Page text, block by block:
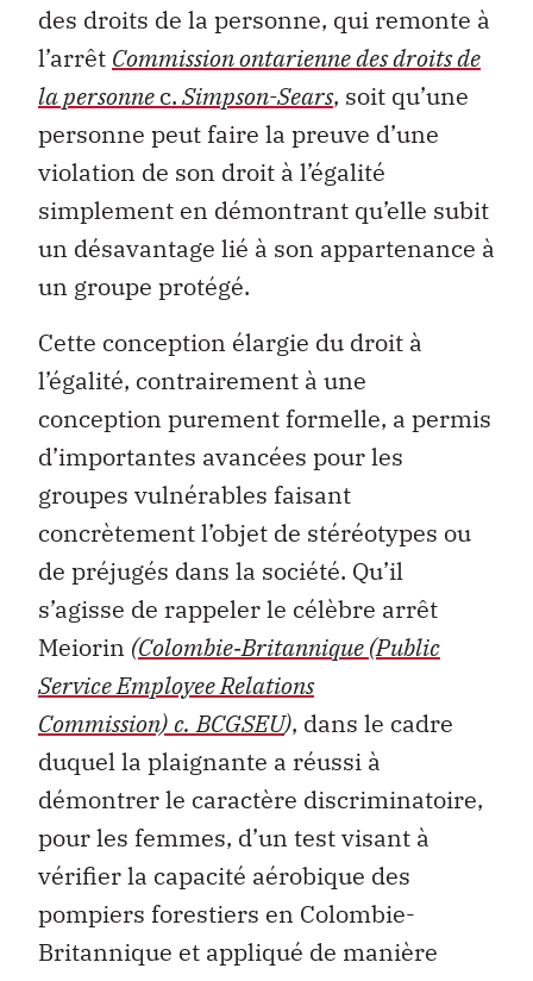
des droits de la personne, qui remonte à
l’arrêt Commission ontarienne des droits de
la personnec.Simpson-Sears, soit qu’une
personne peut faire la preuve d’une
violation de son droit à l’égalité
simplement en démontrant qu’elle subit
un désavantage lié à son appartenance à
un groupe protégé.
Cette conception élargie du droit à
l’égalité, contrairement à une
conception purement formelle, a permis
d’importantes avancées pour les
groupes vulnérables faisant
concrètement l’objet de stéréotypes ou
de préjugés dans la société. Qu’il
s’agisse de rappeler le célèbre arrêt
Meiorin (Colombie‑Britannique (Public
Service Employee Relations
Commission)c. BCGSEU), dans le cadre
duquel la plaignante a réussi à
démontrer le caractère discriminatoire,
pour les femmes, d’un test visant à
vérifier la capacité aérobique des
pompiers forestiers en Colombie-
Britannique et appliqué de manière